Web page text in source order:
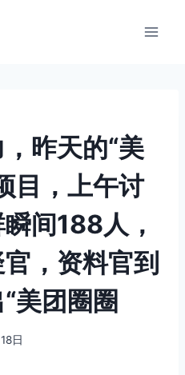
昨天的“美
目，上午讨
间188人，
，资料官到
美团圈圈
日